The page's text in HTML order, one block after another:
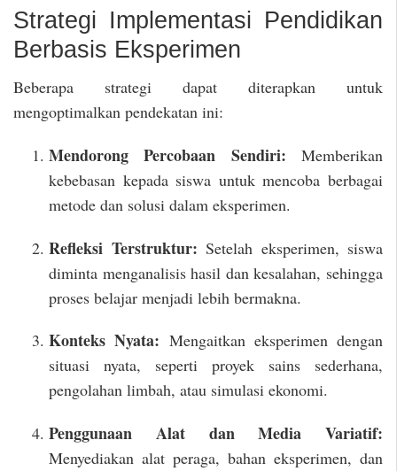
Strategi Implementasi Pendidikan
Berbasis Eksperimen
Beberapa strategi dapat diterapkan untuk
mengoptimalkan pendekatan ini:
Mendorong Percobaan Sendiri: Memberikan
kebebasan kepada siswa untuk mencoba berbagai
metode dan solusi dalam eksperimen.
Refleksi Terstruktur: Setelah eksperimen, siswa
diminta menganalisis hasil dan kesalahan, sehingga
proses belajar menjadi lebih bermakna.
Konteks Nyata: Mengaitkan eksperimen dengan
situasi nyata, seperti proyek sains sederhana,
pengolahan limbah, atau simulasi ekonomi.
Penggunaan Alat dan Media Variatif:
Menyediakan alat peraga, bahan eksperimen, dan